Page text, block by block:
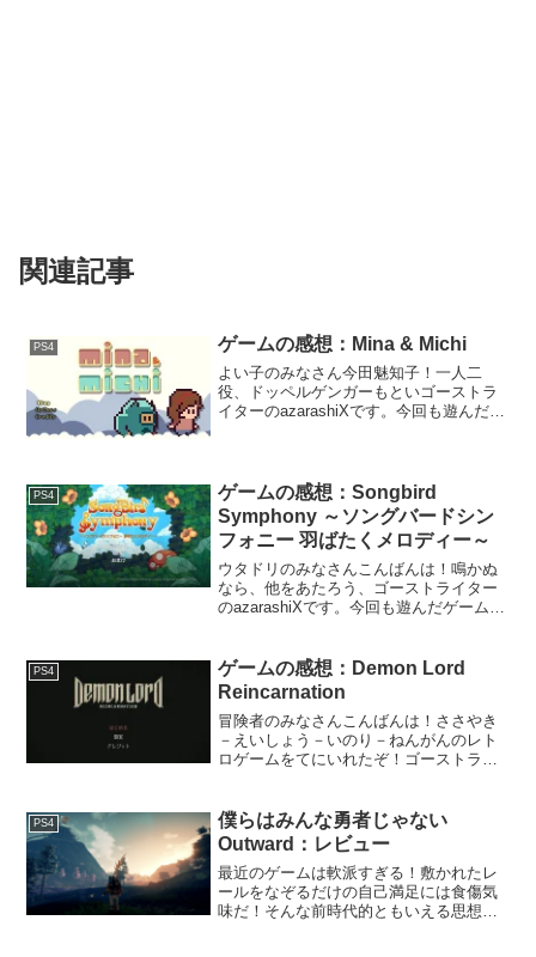
関連記事
PS4 ゲームの感想：Mina & Michi
よい子のみなさん今田魅知子！一人二
役、ドッペルゲンガーもといゴーストラ
イターのazarashiXです。今回も遊んだゲ
PS4
ゲームの感想：Songbird
Symphony ～ソングバードシン
フォニー 羽ばたくメロディー～
ウタドリのみなさんこんばんは！鳴かぬ
なら、他をあたろう、ゴーストライター
のazarashiXです。今回も遊んだゲームの
PS4
ゲームの感想：Demon Lord
Reincarnation
冒険者のみなさんこんばんは！ささやき
－えいしょう－いのり－ねんがんのレト
ロゲームをてにいれたぞ！ゴーストライ
きます。はじめに「Demon Lord Reinc...
PS4
僕らはみんな勇者じゃない
Outward：レビュー
最近のゲームは軟派すぎる！敷かれたレ
ールをなぞるだけの自己満足には食傷気
味だ！そんな前時代的ともいえる思想を